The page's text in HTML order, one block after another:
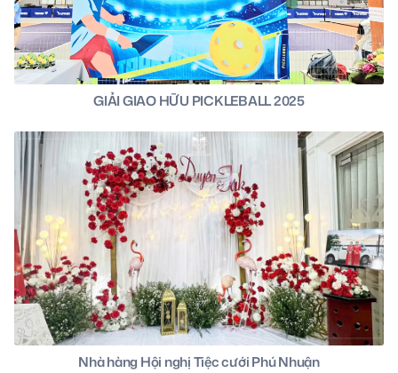
GIẢI GIAO HỮU PICKLEBALL 2025
Nhà hàng Hội nghị Tiệc cưới Phú Nhuận